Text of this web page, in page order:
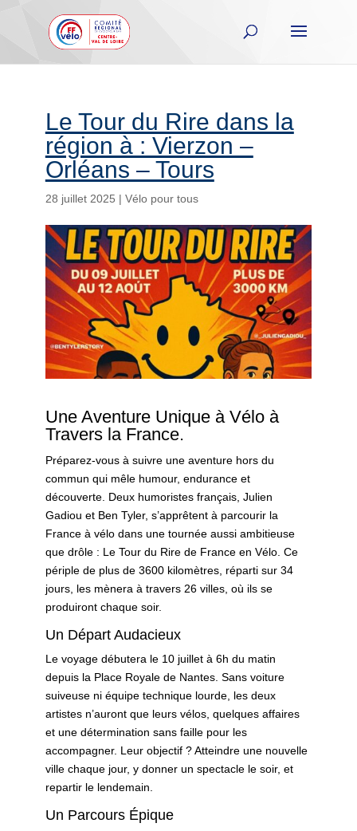
Le Tour du Rire dans la
région à : Vierzon –
Orléans – Tours
28 juillet 2025 | Vélo pour tous
Une Aventure Unique à Vélo à
Travers la France.
Préparez-vous à suivre une aventure hors du
commun qui mêle humour, endurance et
découverte. Deux humoristes français, Julien
Gadiou et Ben Tyler, s’apprêtent à parcourir la
France à vélo dans une tournée aussi ambitieuse
que drôle : Le Tour du Rire de France en Vélo. Ce
périple de plus de 3600 kilomètres, réparti sur 34
jours, les mènera à travers 26 villes, où ils se
produiront chaque soir.
Un Départ Audacieux
Le voyage débutera le 10 juillet à 6h du matin
depuis la Place Royale de Nantes. Sans voiture
suiveuse ni équipe technique lourde, les deux
artistes n’auront que leurs vélos, quelques affaires
et une détermination sans faille pour les
accompagner. Leur objectif ? Atteindre une nouvelle
ville chaque jour, y donner un spectacle le soir, et
repartir le lendemain.
Un Parcours Épique